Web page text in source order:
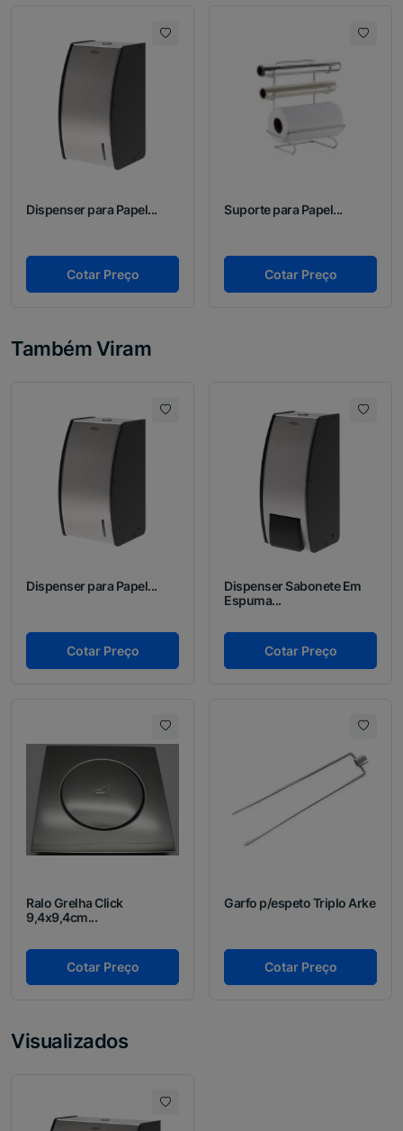
Dispenser para Papel...
Cotar Preço
Suporte para Papel...
Cotar Preço
Também Viram
Dispenser para Papel...
Cotar Preço
Dispenser Sabonete Em
Espuma...
Cotar Preço
Ralo Grelha Click
9,4x9,4cm...
Cotar Preço
Garfo p/espeto Triplo Arke
Cotar Preço
Visualizados